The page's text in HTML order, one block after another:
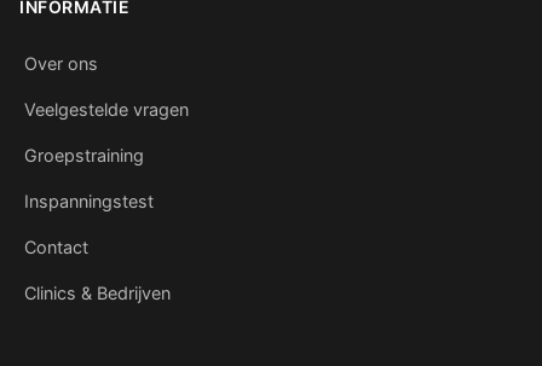
INFORMATIE
Over ons
Veelgestelde vragen
Groepstraining
Inspanningstest
Contact
Clinics & Bedrijven